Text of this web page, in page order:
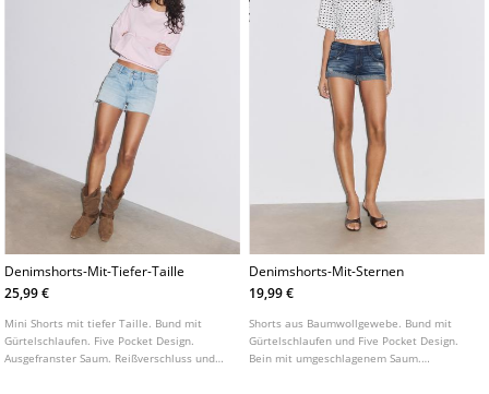
Denimshorts-Mit-Tiefer-Taille
25,99 €
Mini Shorts mit tiefer Taille. Bund mit
Gürtelschlaufen. Five Pocket Design.
Ausgefranster Saum. Reißverschluss und
Denimshorts-Mit-Sternen
19,99 €
Shorts aus Baumwollgewebe. Bund mit
Gürtelschlaufen und Five Pocket Design.
Bein mit umgeschlagenem Saum.